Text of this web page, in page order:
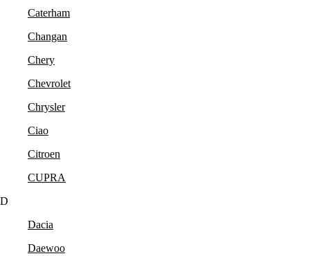
Caterham
Changan
Chery
Chevrolet
Chrysler
Ciao
Citroen
CUPRA
D
Dacia
Daewoo